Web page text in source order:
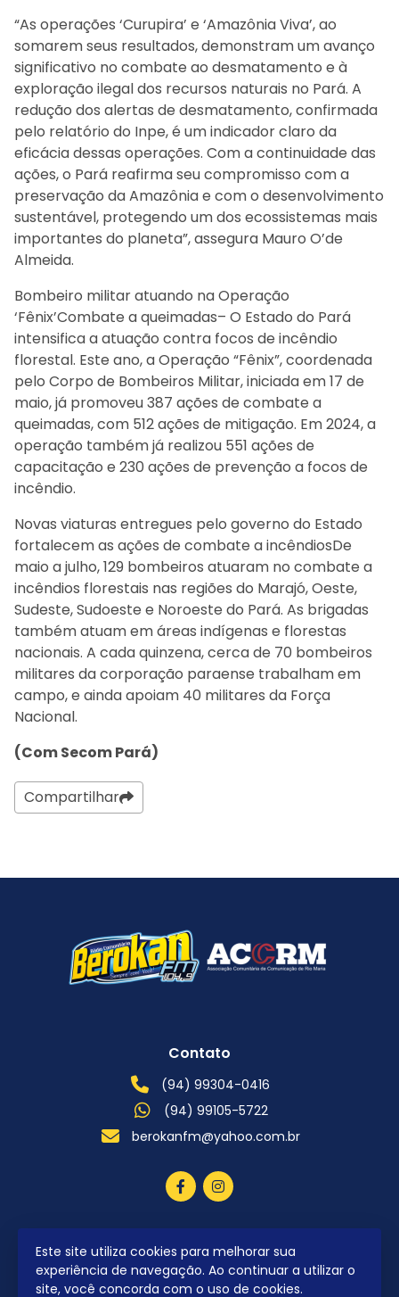
“As operações ‘Curupira’ e ‘Amazônia Viva’, ao
somarem seus resultados, demonstram um avanço
significativo no combate ao desmatamento e à
exploração ilegal dos recursos naturais no Pará. A
redução dos alertas de desmatamento, confirmada
pelo relatório do Inpe, é um indicador claro da
eficácia dessas operações. Com a continuidade das
ações, o Pará reafirma seu compromisso com a
preservação da Amazônia e com o desenvolvimento
sustentável, protegendo um dos ecossistemas mais
importantes do planeta”, assegura Mauro O’de
Almeida.
Bombeiro militar atuando na Operação
‘Fênix’Combate a queimadas– O Estado do Pará
intensifica a atuação contra focos de incêndio
florestal. Este ano, a Operação “Fênix”, coordenada
pelo Corpo de Bombeiros Militar, iniciada em 17 de
maio, já promoveu 387 ações de combate a
queimadas, com 512 ações de mitigação. Em 2024, a
operação também já realizou 551 ações de
capacitação e 230 ações de prevenção a focos de
incêndio.
Novas viaturas entregues pelo governo do Estado
fortalecem as ações de combate a incêndiosDe
maio a julho, 129 bombeiros atuaram no combate a
incêndios florestais nas regiões do Marajó, Oeste,
Sudeste, Sudoeste e Noroeste do Pará. As brigadas
também atuam em áreas indígenas e florestas
nacionais. A cada quinzena, cerca de 70 bombeiros
militares da corporação paraense trabalham em
campo, e ainda apoiam 40 militares da Força
Nacional.
(Com Secom Pará)
Compartilhar
Este site utiliza cookies para melhorar sua
experiência de navegação. Ao continuar a utilizar o
site, você concorda com o uso de cookies.
Contato
(94) 99304-0416
(94) 99105-5722
berokanfm@yahoo.com.br
2026 © Todos os direitos reservados.